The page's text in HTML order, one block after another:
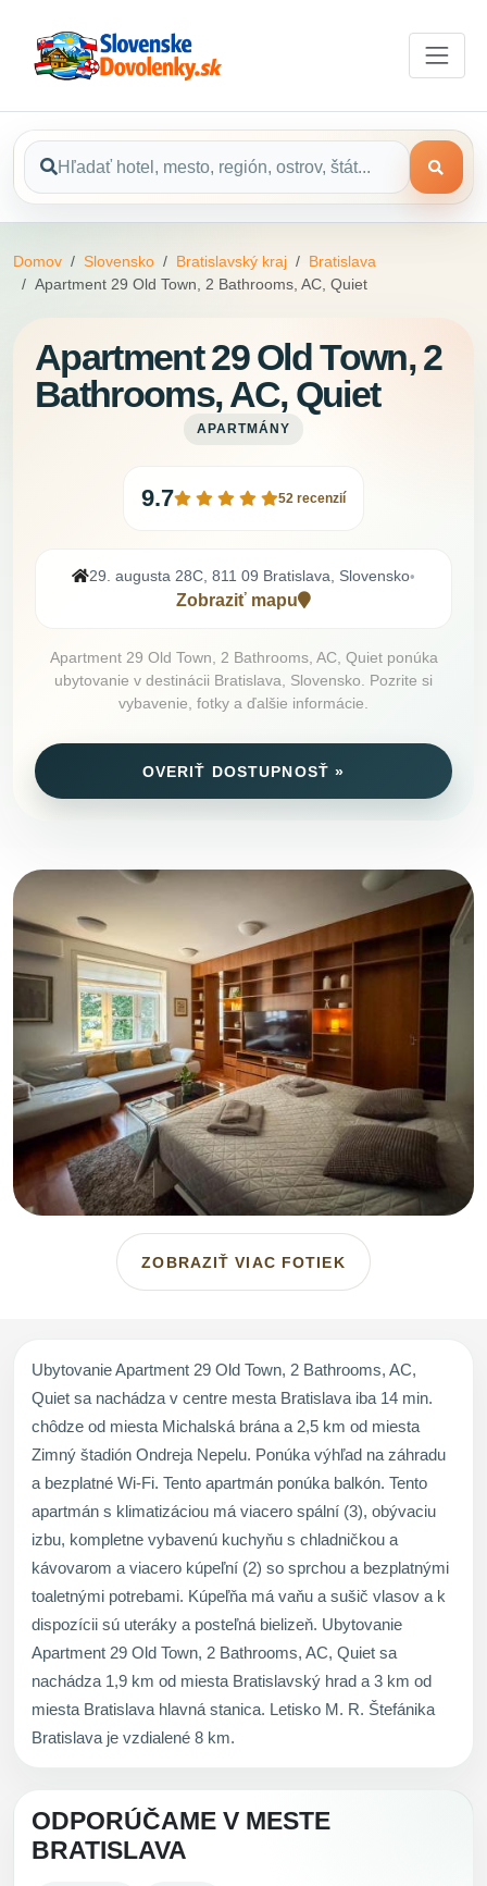
Domov Slovensko Bratislavský kraj
Bratislava
Apartment 29 Old Town, 2 Bathrooms, AC, Quiet
Apartment 29 Old Town, 2
Bathrooms, AC, Quiet
APARTMÁNY
9.7 52 recenzií
29. augusta 28C, 811 09 Bratislava, Slovensko•
Zobraziť mapu
Apartment 29 Old Town, 2 Bathrooms, AC, Quiet ponúka
ubytovanie v destinácii Bratislava, Slovensko. Pozrite si
vybavenie, fotky a ďalšie informácie.
OVERIŤ DOSTUPNOSŤ »
ZOBRAZIŤ VIAC FOTIEK
Ubytovanie Apartment 29 Old Town, 2 Bathrooms, AC,
Quiet sa nachádza v centre mesta Bratislava iba 14 min.
chôdze od miesta Michalská brána a 2,5 km od miesta
Zimný štadión Ondreja Nepelu. Ponúka výhľad na záhradu
a bezplatné Wi-Fi. Tento apartmán ponúka balkón. Tento
apartmán s klimatizáciou má viacero spální (3), obývaciu
izbu, kompletne vybavenú kuchyňu s chladničkou a
kávovarom a viacero kúpeľní (2) so sprchou a bezplatnými
toaletnými potrebami. Kúpeľňa má vaňu a sušič vlasov a k
dispozícii sú uteráky a posteľná bielizeň. Ubytovanie
Apartment 29 Old Town, 2 Bathrooms, AC, Quiet sa
nachádza 1,9 km od miesta Bratislavský hrad a 3 km od
miesta Bratislava hlavná stanica. Letisko M. R. Štefánika
Bratislava je vzdialené 8 km.
ODPORÚČAME V MESTE
BRATISLAVA